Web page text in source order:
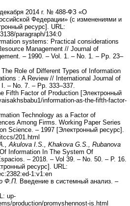
2014 г. № 488-ФЗ «О
Федерации» (с изменениями и
ресурс]. URL:
paragraph/134:0
systems: Practical considerations
Management // Journal of
– 1990. – Vol. 1. – No. 1. – Pp. 23–
The Role of Different Types of Information
: A Review // International Journal of
– No. 7. – Pp. 333–337.
Fifth Factor of Production [Электронный
information-as-the-fifth-factor-
Technology as a Factor of
Among Firms. Working Paper Series
Science. – 1997 [Электронный ресурс].
201.html
Akulova I.S., Khakova G.S., Rubanova
Information In The System Of
– 2018. – Vol 39. – No. 50. – P. 16.
ресурс]. URL:
1:v1:en
Ф.П. Введение в системный анализ. –
up-
production/promyshennost-is.html